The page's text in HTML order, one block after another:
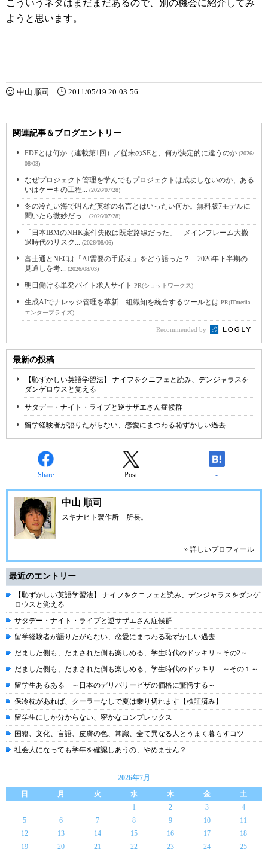
こういうネタはまだまだあるので、別の機会に紹介してみ
ようと思います。
中山 順司 2011/05/19 20:03:56
関連記事＆ブログエントリー
FDEとは何か（連載第1回）／従来のSEと、何が決定的に違うのか (2026/
08/03)
なぜプロジェクト管理を学んでもプロジェクトは成功しないのか、ある
いはケーキの工程... (2026/07/28)
冬の冷たい海で叫んだ英雄の名言とはいったい何か。無料版7モデルに
聞いたら微妙だっ... (2026/07/28)
「日本IBMのNHK案件失敗は既定路線だった」 メインフレーム大撤
退時代のリスク... (2026/08/06)
富士通とNECは「AI需要の手応え」をどう語った？ 2026年下半期の
見通しを考... (2026/08/03)
明日働ける単発バイト求人サイト PR(ショットワークス)
生成AIでナレッジ管理を革新 組織知を統合するツールとは PR(ITmedia
エンタープライズ)
Recommended by
最新の投稿
【恥ずかしい英語学習法】 ナイフをクニフェと読み、デンジャラスを
ダンゲロウスと覚える
サタデー・ナイト・ライブと逆サザエさん症候群
留学経験者が語りたがらない、恋愛にまつわる恥ずかしい過去
Share Post -
中山 順司
スキナヒト製作所 所長。
» 詳しいプロフィール
最近のエントリー
【恥ずかしい英語学習法】 ナイフをクニフェと読み、デンジャラスをダンゲ
ロウスと覚える
サタデー・ナイト・ライブと逆サザエさん症候群
留学経験者が語りたがらない、恋愛にまつわる恥ずかしい過去
だました側も、だまされた側も楽しめる、学生時代のドッキリ～その2～
だました側も、だまされた側も楽しめる、学生時代のドッキリ ～その１～
留学生あるある ～日本のデリバリーピザの価格に驚愕する～
保冷枕があれば、クーラーなしで夏は乗り切れます【検証済み】
留学生にしか分からない、密かなコンプレックス
国籍、文化、言語、皮膚の色、常識、全て異なる人とうまく暮らすコツ
社会人になっても学年を確認しあうの、やめません？
2026年7月
日
月 火 水 木 金
土
1
2 3
4
5
6 7 8 9 10
11
12
13 14 15 16 17
18
19
20 21 22 23 24
25